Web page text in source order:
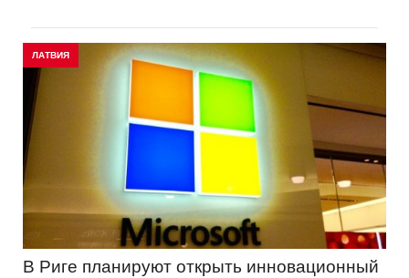
ЛАТВИЯ
В Риге планируют открыть инновационный